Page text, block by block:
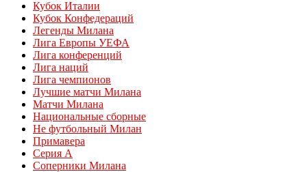
Кубок Италии
Кубок Конфедераций
Легенды Милана
Лига Европы УЕФА
Лига конференций
Лига наций
Лига чемпионов
Лучшие матчи Милана
Матчи Милана
Национальные сборные
Не футбольный Милан
Примавера
Серия А
Соперники Милана